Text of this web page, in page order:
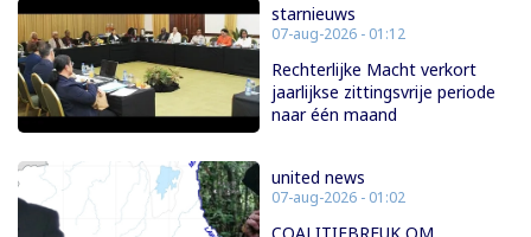
starnieuws
07-aug-2026 - 01:12
Rechterlijke Macht verkort
jaarlijkse zittingsvrije periode
naar één maand
united news
07-aug-2026 - 01:02